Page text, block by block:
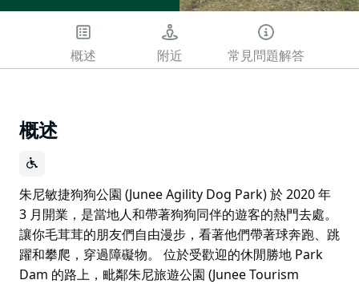
概述 附近 常見問題解答
概述
朱尼敏捷狗狗公園 (Junee Agility Dog Park) 於 2020 年
3 月開業，是當地人和帶著狗狗同伴的遊客的熱門去處。
讓你毛茸茸的朋友們自由漫步，看著他們帶著球奔跑、跳
躍和攀爬，穿過障礙物。 位於受歡迎的休閒勝地 Park
Dam 的路上，毗鄰朱尼旅遊公園 (Junee Tourism